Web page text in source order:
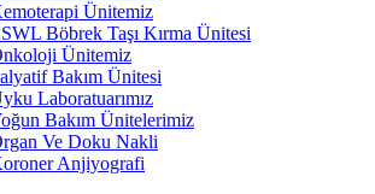
Ünitemiz
Böbrek Taşı Kırma Ünitesi
Ünitemiz
Bakım Ünitesi
Laboratuarımız
Bakım Ünitelerimiz
Ve Doku Nakli
Anjiyografi